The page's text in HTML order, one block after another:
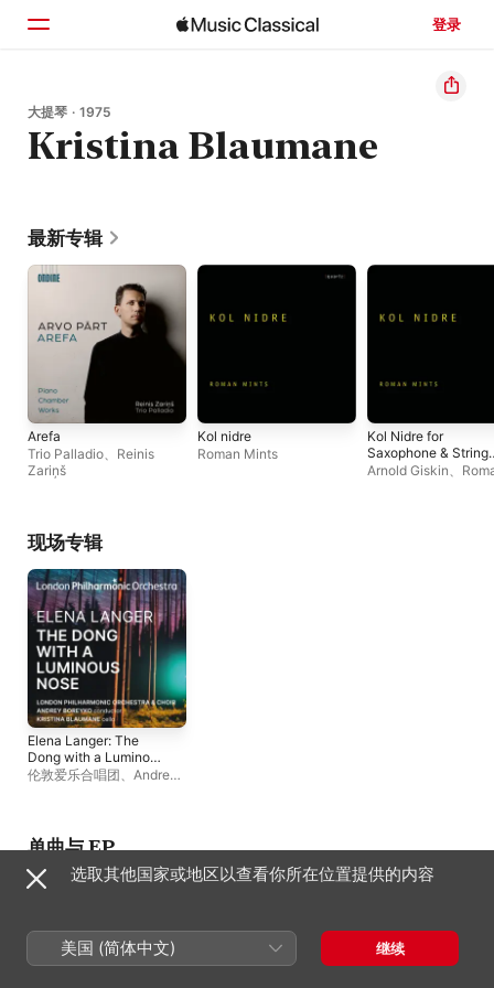
登录
主页
浏览
大提琴 · 1975
Kristina Blaumane
最新专辑
Arefa
Trio Palladio、 Reinis
Zariņš
Kol nidre
Roman Mints
Kol Nidre for
Saxophone & String
Qaurtet - Single
Arnold Giskin、
现场专辑
Elena Langer: The
Dong with a Luminous
Nose (Live) - EP
伦敦爱乐合唱团、 Andrey
单曲与 EP
选取其他国家或地区以查看你所在位置提供的内容
美国 (简体中文) 继续